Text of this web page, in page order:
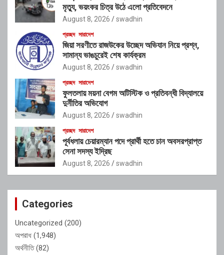
মৃত্যু, ভয়ংকর চিত্র উঠে এলো প্রতিবেদনে
August 8, 2026 swadhin
প্রচ্ছদ সারাদেশ
জিয়া সরণীতে রাজউকের উচ্ছেদ অভিযান নিয়ে প্রশ্ন,
সামান্য ভাঙচুরেই শেষ কার্যক্রম
August 8, 2026 swadhin
প্রচ্ছদ সারাদেশ
ফুলতলায় ময়না বেগম অটিস্টিক ও প্রতিবন্ধী বিদ্যালয়ে
দুর্নীতির অভিযোগ
August 8, 2026 swadhin
প্রচ্ছদ সারাদেশ
পূর্বধলায় চেয়ারম্যান পদে প্রার্থী হতে চান অবসরপ্রাপ্ত
সেনা সদস্য ইদ্রিছ
August 8, 2026 swadhin
Categories
Uncategorized (200)
অপরাধ (1,948)
অর্থনীতি(82)